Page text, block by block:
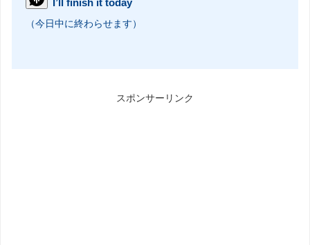
I’ll finish it today
（今日中に終わらせます）
スポンサーリンク